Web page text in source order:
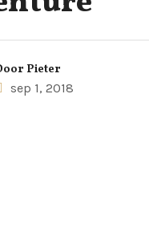
Pieter
sep 1, 2018